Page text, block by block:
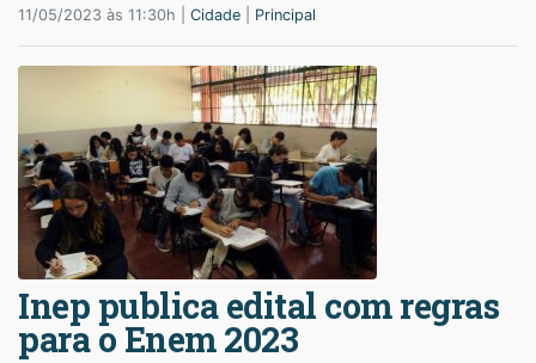
11/05/2023 às 11:30h | Cidade Principal
Inep publica edital com regras
para o Enem 2023